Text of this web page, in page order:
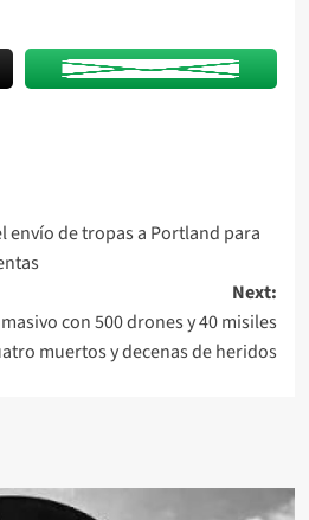
envío de tropas a Portland para
Next:
con 500 drones y 40 misiles
muertos y decenas de heridos